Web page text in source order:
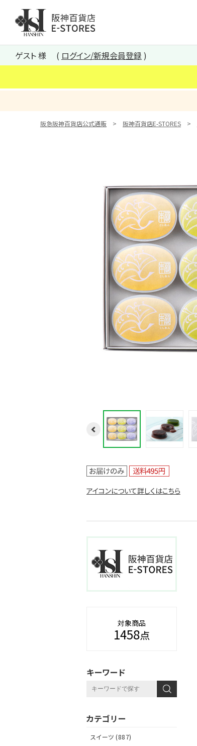
阪神百貨店E-STORES TOP
ゲスト 様 ログイン/新規会員登録
阪急阪神百貨店公式通販 阪神百貨店E-STORES
アイコンについて詳しくはこちら
対象商品
1458点
キーワード
カテゴリー
スイーツ (887)